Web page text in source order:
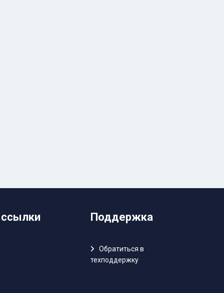
Поддержка
Обратиться в
техподдержку